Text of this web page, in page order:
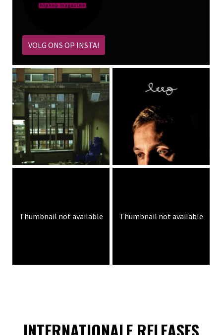
VOLG ONS OP INSTA!
Thumbnail not available Thumbnail not available